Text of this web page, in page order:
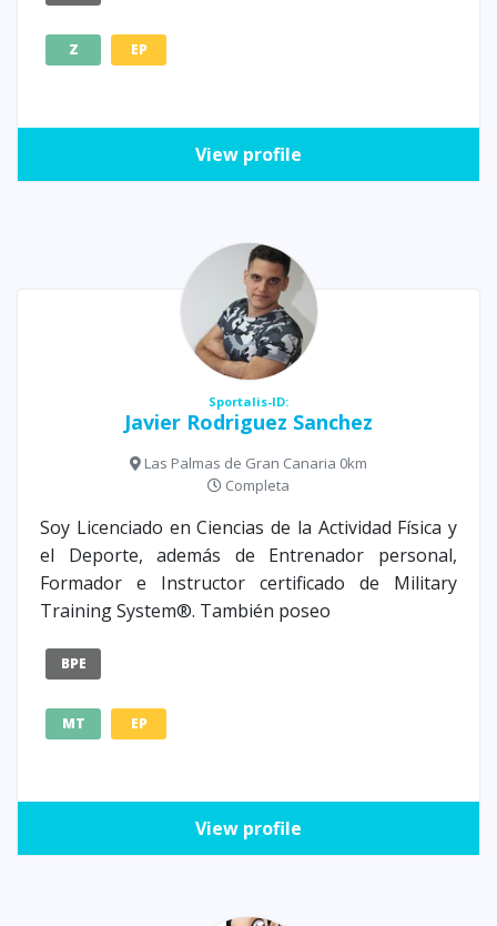
Z EP
View profile
Sportalis-ID:
Javier Rodriguez Sanchez
Las Palmas de Gran Canaria 0km
Completa
Soy Licenciado en Ciencias de la Actividad Física y
el Deporte, además de Entrenador personal,
Formador e Instructor certificado de Military
Training System®. También poseo
BPE
MT EP
View profile